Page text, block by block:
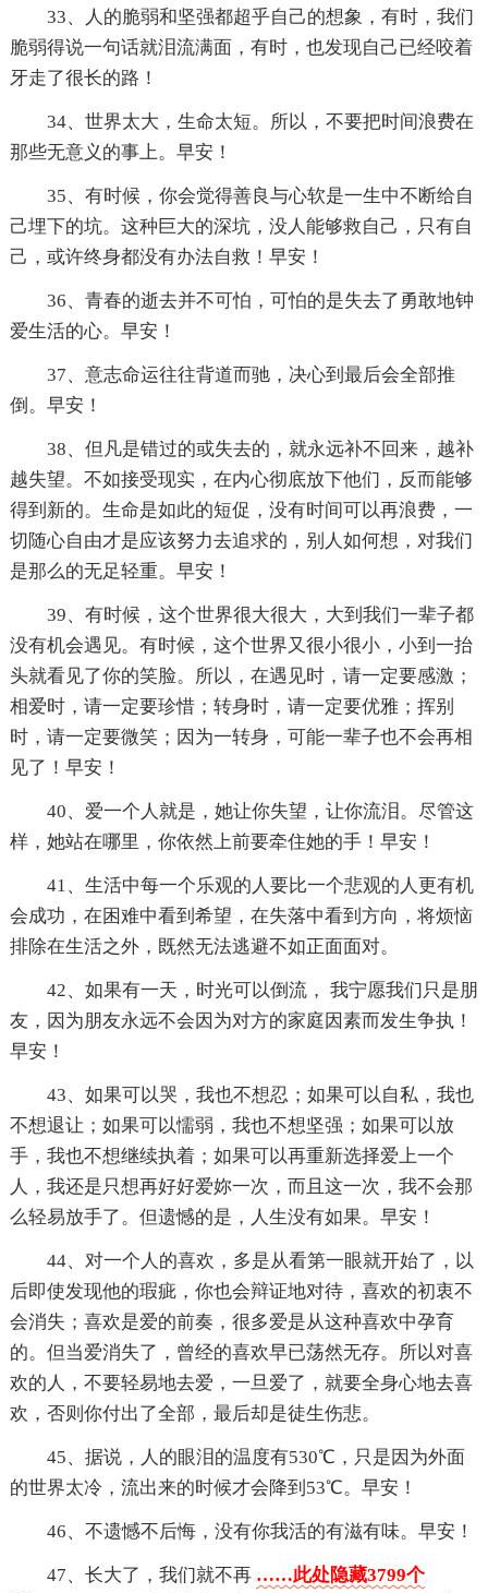
33、人的脆弱和坚强都超乎自己的想象，有时，我们
脆弱得说一句话就泪流满面，有时，也发现自己已经咬着
牙走了很长的路！
34、世界太大，生命太短。所以，不要把时间浪费在
那些无意义的事上。早安！
35、有时候，你会觉得善良与心软是一生中不断给自
己埋下的坑。这种巨大的深坑，没人能够救自己，只有自
己，或许终身都没有办法自救！早安！
36、青春的逝去并不可怕，可怕的是失去了勇敢地钟
爱生活的心。早安！
37、意志命运往往背道而驰，决心到最后会全部推
倒。早安！
38、但凡是错过的或失去的，就永远补不回来，越补
越失望。不如接受现实，在内心彻底放下他们，反而能够
得到新的。生命是如此的短促，没有时间可以再浪费，一
切随心自由才是应该努力去追求的，别人如何想，对我们
是那么的无足轻重。早安！
39、有时候，这个世界很大很大，大到我们一辈子都
没有机会遇见。有时候，这个世界又很小很小，小到一抬
头就看见了你的笑脸。所以，在遇见时，请一定要感激；
相爱时，请一定要珍惜；转身时，请一定要优雅；挥别
时，请一定要微笑；因为一转身，可能一辈子也不会再相
见了！早安！
40、爱一个人就是，她让你失望，让你流泪。尽管这
样，她站在哪里，你依然上前要牵住她的手！早安！
41、生活中每一个乐观的人要比一个悲观的人更有机
会成功，在困难中看到希望，在失落中看到方向，将烦恼
排除在生活之外，既然无法逃避不如正面面对。
42、如果有一天，时光可以倒流， 我宁愿我们只是朋
友，因为朋友永远不会因为对方的家庭因素而发生争执！
早安！
43、如果可以哭，我也不想忍；如果可以自私，我也
不想退让；如果可以懦弱，我也不想坚强；如果可以放
手，我也不想继续执着；如果可以再重新选择爱上一个
人，我还是只想再好好爱妳一次，而且这一次，我不会那
么轻易放手了。但遗憾的是，人生没有如果。早安！
44、对一个人的喜欢，多是从看第一眼就开始了，以
后即使发现他的瑕疵，你也会辩证地对待，喜欢的初衷不
会消失；喜欢是爱的前奏，很多爱是从这种喜欢中孕育
的。但当爱消失了，曾经的喜欢早已荡然无存。所以对喜
欢的人，不要轻易地去爱，一旦爱了，就要全身心地去喜
欢，否则你付出了全部，最后却是徒生伤悲。
45、据说，人的眼泪的温度有530℃，只是因为外面
的世界太冷，流出来的时候才会降到53℃。早安！
46、不遗憾不后悔，没有你我活的有滋有味。早安！
47、长大了，我们就不再 ……此处隐藏3799个